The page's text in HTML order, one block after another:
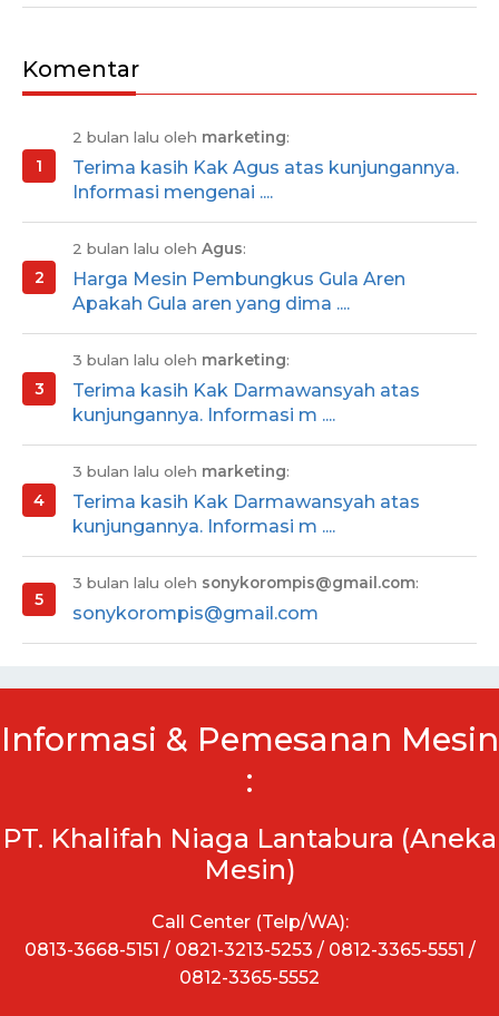
Komentar
2 bulan lalu oleh marketing:
Terima kasih Kak Agus atas kunjungannya.
Informasi mengenai ....
2 bulan lalu oleh Agus:
Harga Mesin Pembungkus Gula Aren
Apakah Gula aren yang dima ....
3 bulan lalu oleh marketing:
Terima kasih Kak Darmawansyah atas
kunjungannya. Informasi m ....
3 bulan lalu oleh marketing:
Terima kasih Kak Darmawansyah atas
kunjungannya. Informasi m ....
3 bulan lalu oleh sonykorompis@gmail.com:
sonykorompis@gmail.com
Informasi & Pemesanan Mesin
:
PT. Khalifah Niaga Lantabura (Aneka
Mesin)
Call Center (Telp/WA):
0813-3668-5151 / 0821-3213-5253 / 0812-3365-5551 /
0812-3365-5552